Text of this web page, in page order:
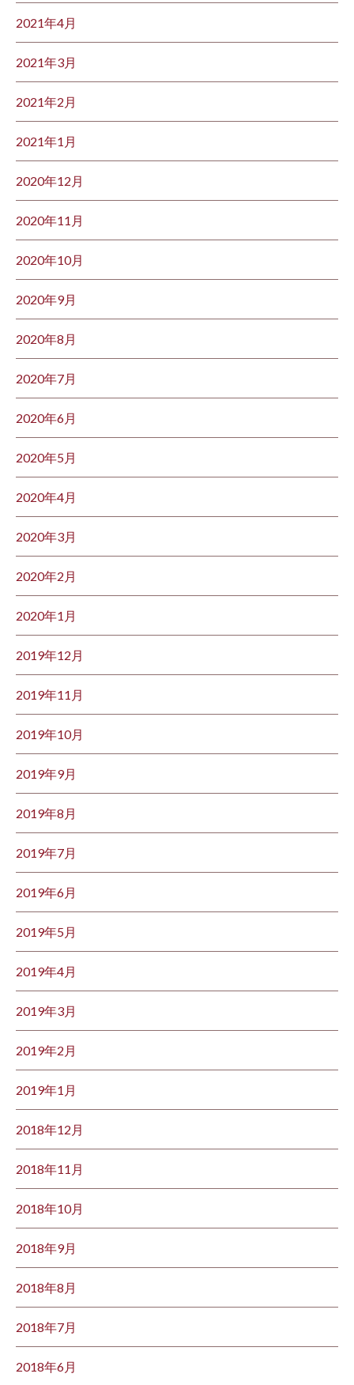
2021年4月
2021年3月
2021年2月
2021年1月
2020年12月
2020年11月
2020年10月
2020年9月
2020年8月
2020年7月
2020年6月
2020年5月
2020年4月
2020年3月
2020年2月
2020年1月
2019年12月
2019年11月
2019年10月
2019年9月
2019年8月
2019年7月
2019年6月
2019年5月
2019年4月
2019年3月
2019年2月
2019年1月
2018年12月
2018年11月
2018年10月
2018年9月
2018年8月
2018年7月
2018年6月